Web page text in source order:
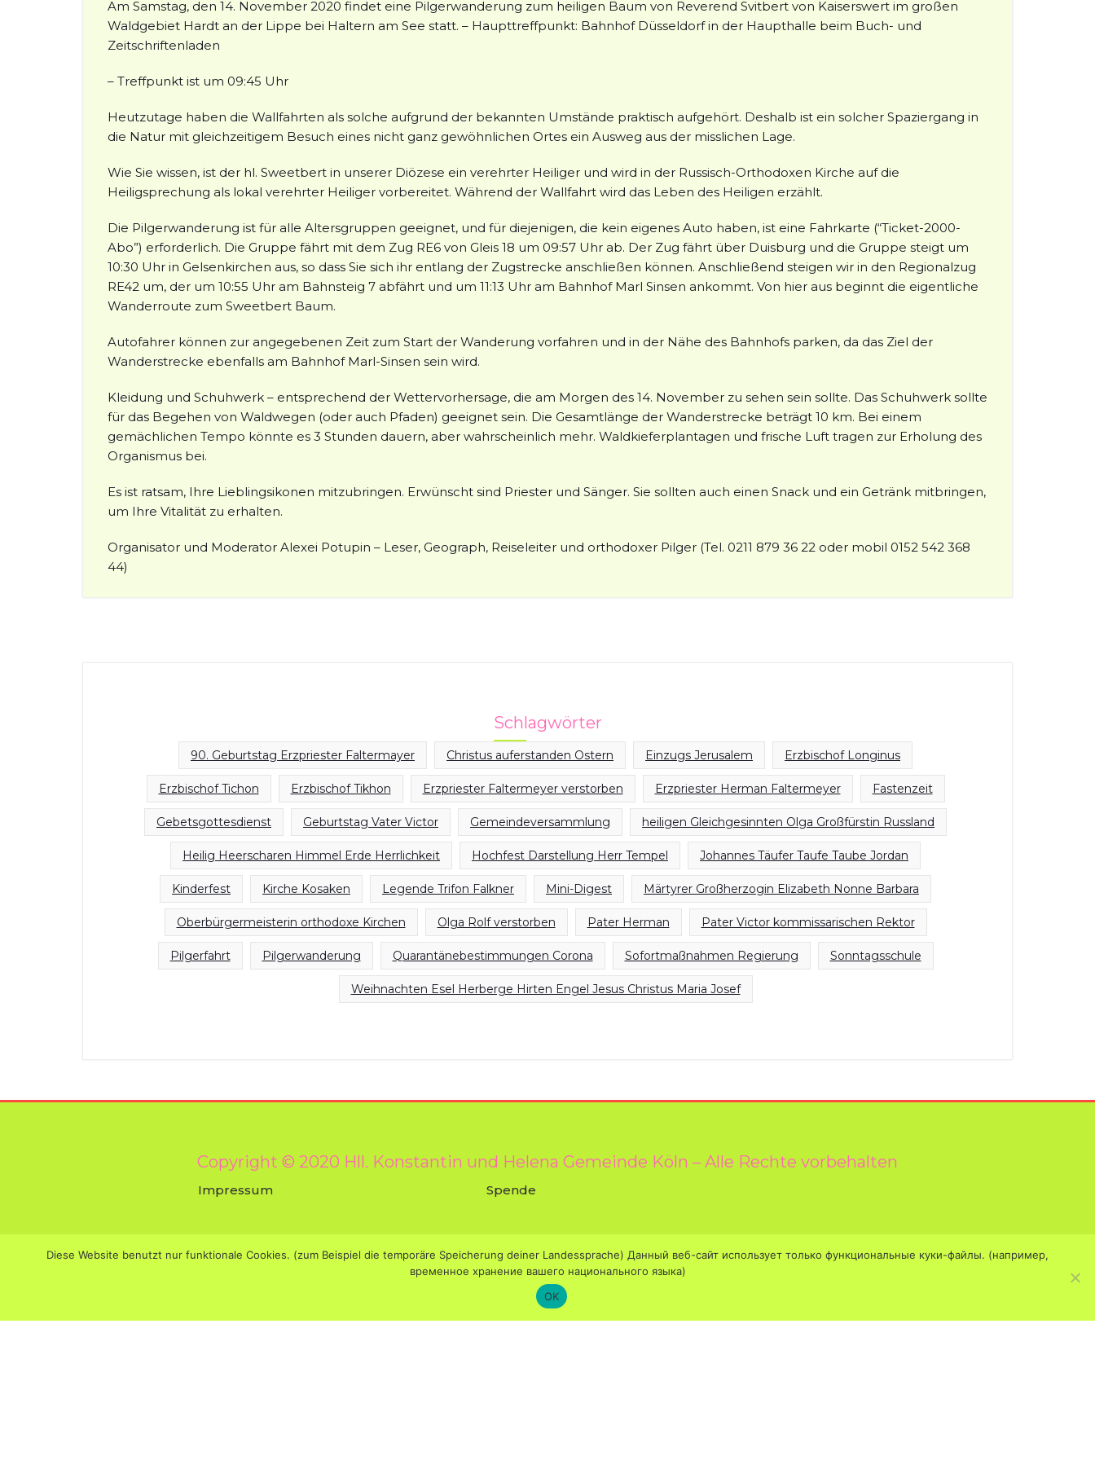
Am Samstag, den 14. November 2020 findet eine Pilgerwanderung zum heiligen Baum von Reverend Svitbert von Kaiserswert im großen
Waldgebiet Hardt an der Lippe bei Haltern am See statt. – Haupttreffpunkt: Bahnhof Düsseldorf in der Haupthalle beim Buch- und
Zeitschriftenladen
– Treffpunkt ist um 09:45 Uhr
Heutzutage haben die Wallfahrten als solche aufgrund der bekannten Umstände praktisch aufgehört. Deshalb ist ein solcher Spaziergang in
die Natur mit gleichzeitigem Besuch eines nicht ganz gewöhnlichen Ortes ein Ausweg aus der misslichen Lage.
Wie Sie wissen, ist der hl. Sweetbert in unserer Diözese ein verehrter Heiliger und wird in der Russisch-Orthodoxen Kirche auf die
Heiligsprechung als lokal verehrter Heiliger vorbereitet. Während der Wallfahrt wird das Leben des Heiligen erzählt.
Die Pilgerwanderung ist für alle Altersgruppen geeignet, und für diejenigen, die kein eigenes Auto haben, ist eine Fahrkarte (“Ticket-2000-
Abo”) erforderlich. Die Gruppe fährt mit dem Zug RE6 von Gleis 18 um 09:57 Uhr ab. Der Zug fährt über Duisburg und die Gruppe steigt um
10:30 Uhr in Gelsenkirchen aus, so dass Sie sich ihr entlang der Zugstrecke anschließen können. Anschließend steigen wir in den Regionalzug
RE42 um, der um 10:55 Uhr am Bahnsteig 7 abfährt und um 11:13 Uhr am Bahnhof Marl Sinsen ankommt. Von hier aus beginnt die eigentliche
Wanderroute zum Sweetbert Baum.
Autofahrer können zur angegebenen Zeit zum Start der Wanderung vorfahren und in der Nähe des Bahnhofs parken, da das Ziel der
Wanderstrecke ebenfalls am Bahnhof Marl-Sinsen sein wird.
Kleidung und Schuhwerk – entsprechend der Wettervorhersage, die am Morgen des 14. November zu sehen sein sollte. Das Schuhwerk sollte
für das Begehen von Waldwegen (oder auch Pfaden) geeignet sein. Die Gesamtlänge der Wanderstrecke beträgt 10 km. Bei einem
gemächlichen Tempo könnte es 3 Stunden dauern, aber wahrscheinlich mehr. Waldkieferplantagen und frische Luft tragen zur Erholung des
Organismus bei.
Es ist ratsam, Ihre Lieblingsikonen mitzubringen. Erwünscht sind Priester und Sänger. Sie sollten auch einen Snack und ein Getränk mitbringen,
um Ihre Vitalität zu erhalten.
Organisator und Moderator Alexei Potupin – Leser, Geograph, Reiseleiter und orthodoxer Pilger (Tel. 0211 879 36 22 oder mobil 0152 542 368
44)
Schlagwörter
90. Geburtstag Erzpriester Faltermayer Christus auferstanden Ostern Einzugs Jerusalem Erzbischof Longinus
Erzbischof Tichon Erzbischof Tikhon Erzpriester Faltermeyer verstorben Erzpriester Herman Faltermeyer Fastenzeit
Gebetsgottesdienst Geburtstag Vater Victor Gemeindeversammlung heiligen Gleichgesinnten Olga Großfürstin Russland
Heilig Heerscharen Himmel Erde Herrlichkeit Hochfest Darstellung Herr Tempel Johannes Täufer Taufe Taube Jordan
Kinderfest Kirche Kosaken Legende Trifon Falkner Mini-Digest Märtyrer Großherzogin Elizabeth Nonne Barbara
Oberbürgermeisterin orthodoxe Kirchen Olga Rolf verstorben Pater Herman Pater Victor kommissarischen Rektor
Pilgerfahrt Pilgerwanderung Quarantänebestimmungen Corona Sofortmaßnahmen Regierung Sonntagsschule
Weihnachten Esel Herberge Hirten Engel Jesus Christus Maria Josef
Copyright © 2020 Hll. Konstantin und Helena Gemeinde Köln – Alle Rechte vorbehalten
Impressum Spende
Пожертвования / Spende
Diese Website benutzt nur funktionale Cookies. (zum Beispiel die temporäre Speicherung deiner Landessprache) Данный веб-сайт использует только функциональные куки-файлы. (например,
временное хранение вашего национального языка)
OK